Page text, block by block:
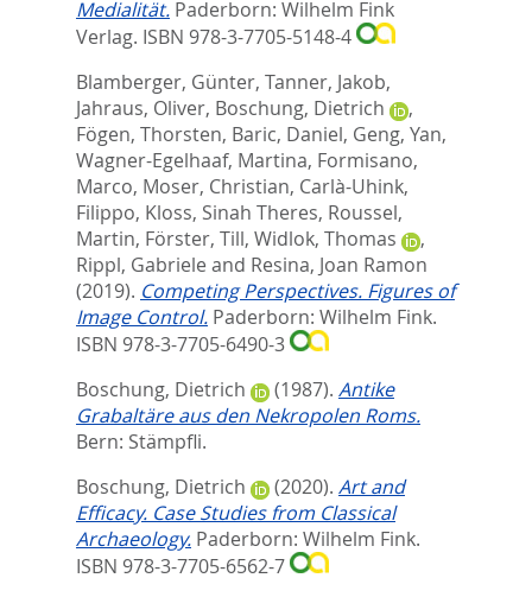
Medialität. Paderborn: Wilhelm Fink
Verlag. ISBN 978-3-7705-5148-4
Blamberger, Günter, Tanner, Jakob,
Jahraus, Oliver, Boschung, Dietrich
,
Fögen, Thorsten, Baric, Daniel, Geng, Yan,
Wagner-Egelhaaf, Martina, Formisano,
Marco, Moser, Christian, Carlà-Uhink,
Filippo, Kloss, Sinah Theres, Roussel,
Martin, Förster, Till, Widlok, Thomas
,
Rippl, Gabriele and Resina, Joan Ramon
(2019). Competing Perspectives. Figures of
Image Control. Paderborn: Wilhelm Fink.
ISBN 978-3-7705-6490-3
Boschung, Dietrich
(1987). Antike
Grabaltäre aus den Nekropolen Roms.
Bern: Stämpfli.
Boschung, Dietrich
(2020). Art and
Efficacy. Case Studies from Classical
Archaeology. Paderborn: Wilhelm Fink.
ISBN 978-3-7705-6562-7